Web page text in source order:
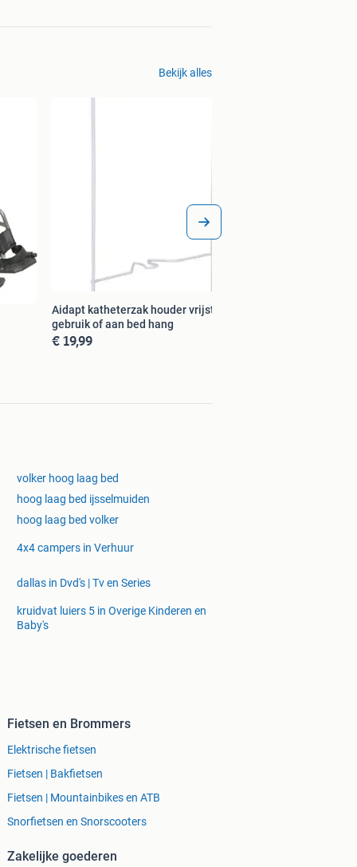
Bekijk alles
Aidapt katheterzak houder vrijstaand
gebruik of aan bed hang
€ 19,99
volker hoog laag bed
hoog laag bed ijsselmuiden
hoog laag bed volker
4x4 campers in Verhuur
dallas in Dvd's | Tv en Series
kruidvat luiers 5 in Overige Kinderen en
Baby's
Fietsen en Brommers
Elektrische fietsen
Fietsen | Bakfietsen
Fietsen | Mountainbikes en ATB
Snorfietsen en Snorscooters
Zakelijke goederen